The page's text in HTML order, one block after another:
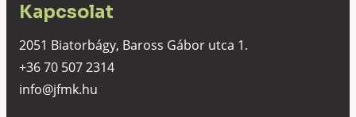
Kapcsolat
2051 Biatorbágy, Baross Gábor utca 1.
+36 70 507 2314
info@jfmk.hu